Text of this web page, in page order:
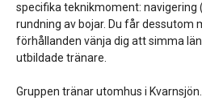
specifika teknikmoment: navigering
rundning av bojar. Du får dessutom
förhållanden vänja dig att simma
utbildade tränare.
Gruppen tränar utomhus i